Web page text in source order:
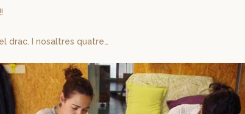
drac. I nosaltres quatre…